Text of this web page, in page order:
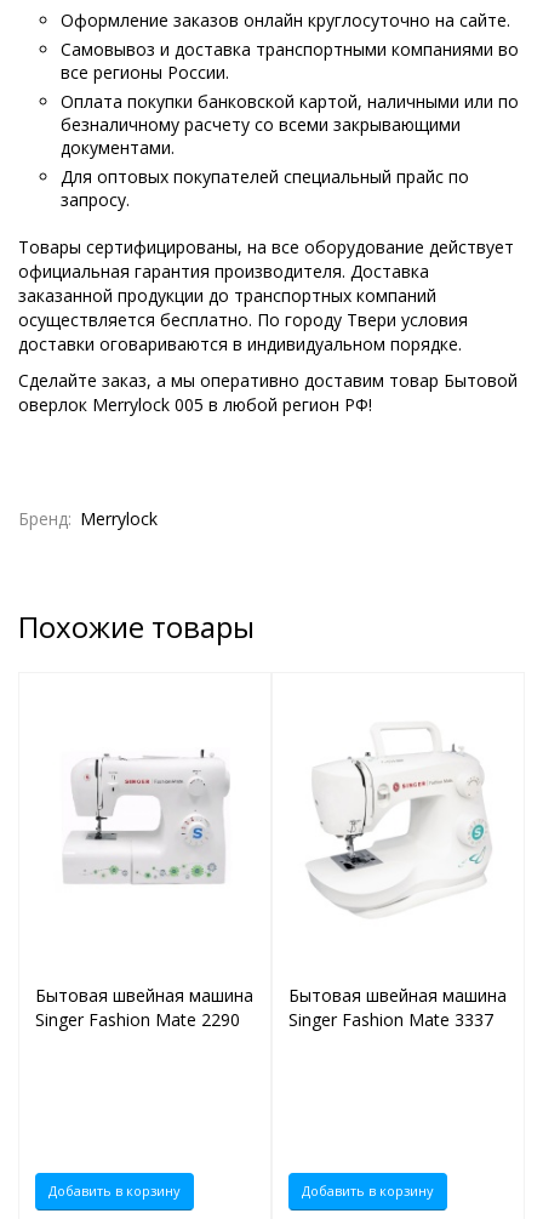
Оформление заказов онлайн круглосуточно на сайте.
Самовывоз и доставка транспортными компаниями во
все регионы России.
Оплата покупки банковской картой, наличными или по
безналичному расчету со всеми закрывающими
документами.
Для оптовых покупателей специальный прайс по
запросу.
Товары сертифицированы, на все оборудование действует
официальная гарантия производителя. Доставка
заказанной продукции до транспортных компаний
осуществляется бесплатно. По городу Твери условия
доставки оговариваются в индивидуальном порядке.
Сделайте заказ, а мы оперативно доставим товар Бытовой
оверлок Merrylock 005 в любой регион РФ!
Бренд: Merrylock
Похожие товары
Бытовая швейная машина
Singer Fashion Mate 2290
Добавить в корзину
Бытовая швейная машина
Singer Fashion Mate 3337
Добавить в корзину